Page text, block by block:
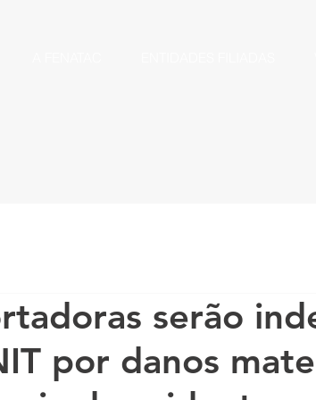
serão
por danos